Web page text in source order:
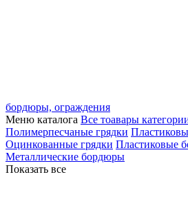
бордюры, ограждения
Меню каталога Все тоавары
Полимерпесчаные грядки
Оцинкованные грядки Пластиковые
Металлические бордюры
Показать все